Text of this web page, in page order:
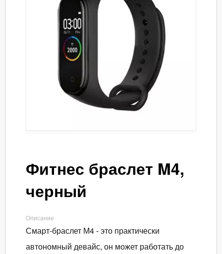
Фитнес браслет M4,
черный
Описание
Смарт-браслет М4 - это практически
автономный девайс, он может работать до